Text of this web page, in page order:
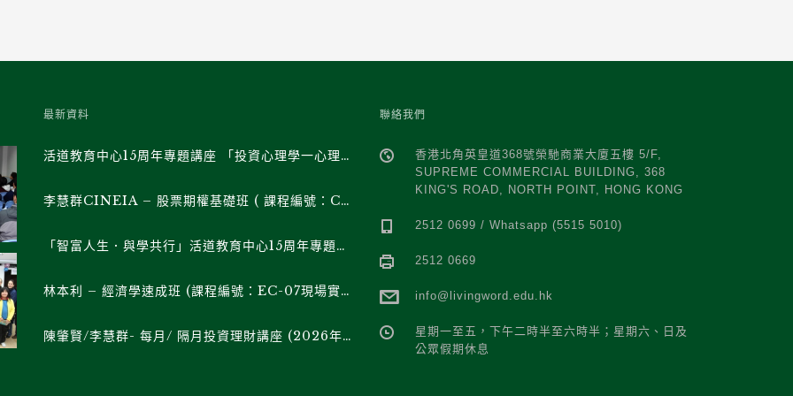
最新資料
活道教育中心15周年專題講座 「投資心理學一心理學家與經濟學家對談」(課程編號: RH-03現場實體班/ RH-03F直播班)
李慧群CINEIA – 股票期權基礎班 ( 課程編號：CP-07現場實體班 / CP-07F直播班 )
「智富人生．與學共行」活道教育中心15周年專題講座 《特朗普的帝國權力遊戲》系列 (課程編號 : RH-02現場實體班/ RH02F直播班)
林本利 – 經濟學速成班 (課程編號：EC-07現場實體班 / EC-07F直播班 )
陳肇賢/李慧群- 每月/ 隔月投資理財講座 (2026年下半年)
聯絡我們
香港北角英皇道368號榮馳商業大廈五樓 5/F,
SUPREME COMMERCIAL BUILDING, 368
KING'S ROAD, NORTH POINT, HONG KONG
2512 0699 / Whatsapp (5515 5010)
2512 0669
info@livingword.edu.hk
星期一至五，下午二時半至六時半；星期六、日及
公眾假期休息